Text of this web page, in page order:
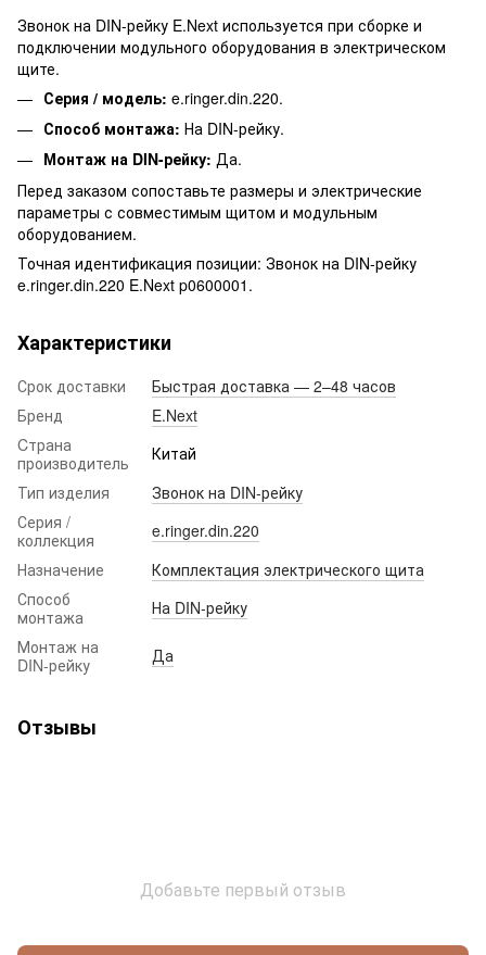
Звонок на DIN-рейку E.Next используется при сборке и
подключении модульного оборудования в электрическом
щите.
Серия / модель: e.ringer.din.220.
Способ монтажа: На DIN-рейку.
Монтаж на DIN-рейку: Да.
Перед заказом сопоставьте размеры и электрические
параметры с совместимым щитом и модульным
оборудованием.
Точная идентификация позиции: Звонок на DIN-рейку
e.ringer.din.220 E.Next p0600001.
Характеристики
Срок доставки
Быстрая доставка — 2–48 часов
Бренд
E.Next
Cтрана
производитель
Китай
Тип изделия
Звонок на DIN-рейку
Серия /
коллекция
e.ringer.din.220
Назначение
Комплектация электрического щита
Способ
монтажа
На DIN-рейку
Монтаж на
DIN-рейку
Да
Отзывы
Добавьте первый отзыв